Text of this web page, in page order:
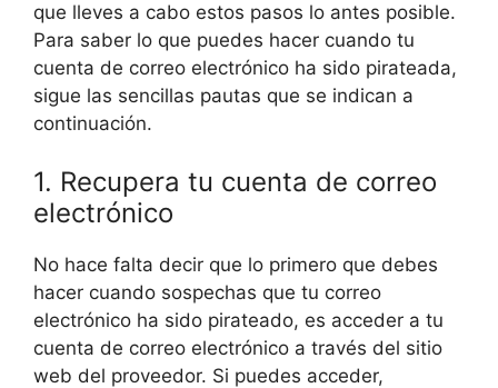
que lleves a cabo estos pasos lo antes posible.
Para saber lo que puedes hacer cuando tu
cuenta de correo electrónico ha sido pirateada,
sigue las sencillas pautas que se indican a
continuación.
1. Recupera tu cuenta de correo
electrónico
No hace falta decir que lo primero que debes
hacer cuando sospechas que tu correo
electrónico ha sido pirateado, es acceder a tu
cuenta de correo electrónico a través del sitio
web del proveedor. Si puedes acceder,